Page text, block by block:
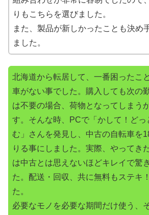
りもこちらを選びました。
また、製品が新しかったことも決め
ました。
北海道から転居して、一番困ったこ
車がない事でした。購入しても次の
は不要の場合、荷物となってしまう
す。そんな時、PCで「かして！どっ
む」さんを発見し、中古の自転車を
りる事にしました。実際、やってき
は中古とは思えないほどキレイで驚
た。配送・回収、共に無料もステキ
た。
必要なモノを必要な期間だけ使う、